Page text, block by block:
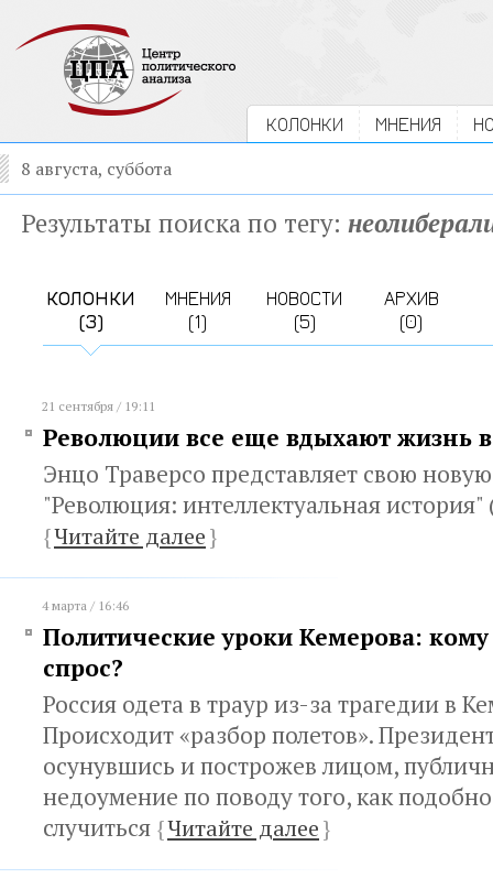
КОЛОНКИ МНЕНИЯ
8 августа, суббота
Результаты поиска по тегу:
КОЛОНКИ
(3)
МНЕНИЯ
(1)
НОВОСТИ
(5)
АРХИВ
(0)
21 сентября / 19:11
Революции все еще вдыхают жизнь
Энцо Траверсо представляет свою
"Революция: интеллектуальная история"
{Читайте далее}
4 марта / 16:46
Политические уроки Кемерова: кому
спрос?
Россия одета в траур из-за трагедии в
Происходит «разбор полетов».
осунувшись и построжев лицом,
недоумение по поводу того, как
случиться {Читайте далее}